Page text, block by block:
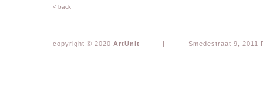
< back
copyright © 2020 ArtUnit | Smedestraat 9, 2011